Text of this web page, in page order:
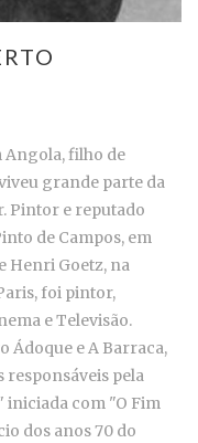
Angola, filho de
grande parte da
Pintor e reputado
de Campos, em
Henri Goetz, na
foi pintor,
e Televisão.
Ádoque e A Barraca,
pela
iniciada com "O Fim
dos anos 70 do